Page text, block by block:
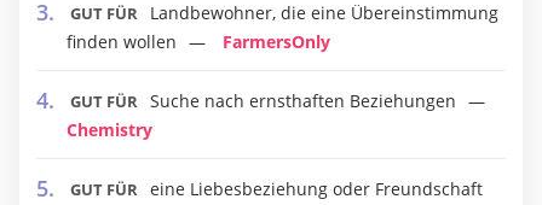
GUT FÜR
Landbewohner, die eine Übereinstimmung
finden wollen
FarmersOnly
GUT FÜR Suche nach ernsthaften Beziehungen
Chemistry
GUT FÜR eine Liebesbeziehung oder Freundschaft